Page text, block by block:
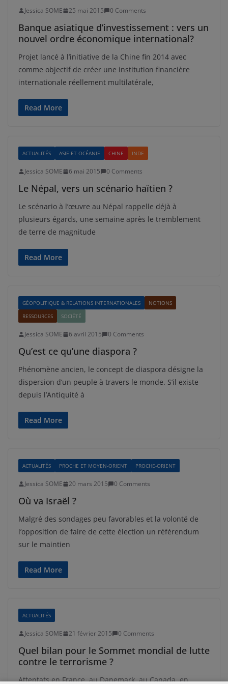
Jessica SOME 25 mai 2015 0 Comments
Banque asiatique d’investissement : vers un
nouvel ordre économique international?
Projet lancé à l’initiative de la Chine fin 2014 avec
comme objectif de créer une institution financière
internationale réellement multilatérale,
Read More
ACTUALITÉS ASIE ET OCÉANIE CHINE INDE
Jessica SOME 6 mai 2015 0 Comments
Le Népal, vers un scénario haïtien ?
Le scénario à l’œuvre au Népal rappelle déjà à
plusieurs égards, une semaine après le tremblement
de terre de magnitude
Read More
GÉOPOLITIQUE & RELATIONS INTERNATIONALES
NOTIONS
RESSOURCES
SOCIÉTÉ
Jessica SOME 6 avril 2015 0 Comments
Qu’est ce qu’une diaspora ?
Phénomène ancien, le concept de diaspora désigne la
dispersion d’un peuple à travers le monde. S’il existe
depuis l’Antiquité à
Read More
ACTUALITÉS PROCHE ET MOYEN-ORIENT PROCHE-ORIENT
Jessica SOME 20 mars 2015 0 Comments
Où va Israël ?
Malgré des sondages peu favorables et la volonté de
l’opposition de faire de cette élection un référendum
sur le maintien
Read More
ACTUALITÉS
Jessica SOME 21 février 2015 0 Comments
Quel bilan pour le Sommet mondial de lutte
contre le terrorisme ?
Attentats en France, au Danemark, au Canada, en